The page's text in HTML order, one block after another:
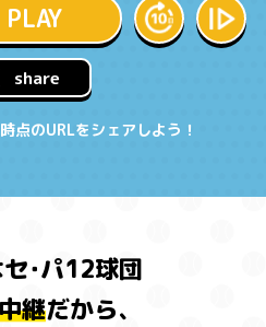
PLAY
share
点のURLをシェアしよう！
･パ12球団
継だから、